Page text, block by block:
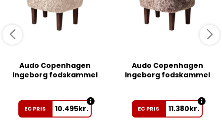
Audo Copenhagen
Ingeborg fodskammel
EC PRIS 10.495kr.
Audo Copenhagen
Ingeborg fodskammel
EC PRIS 11.380kr.